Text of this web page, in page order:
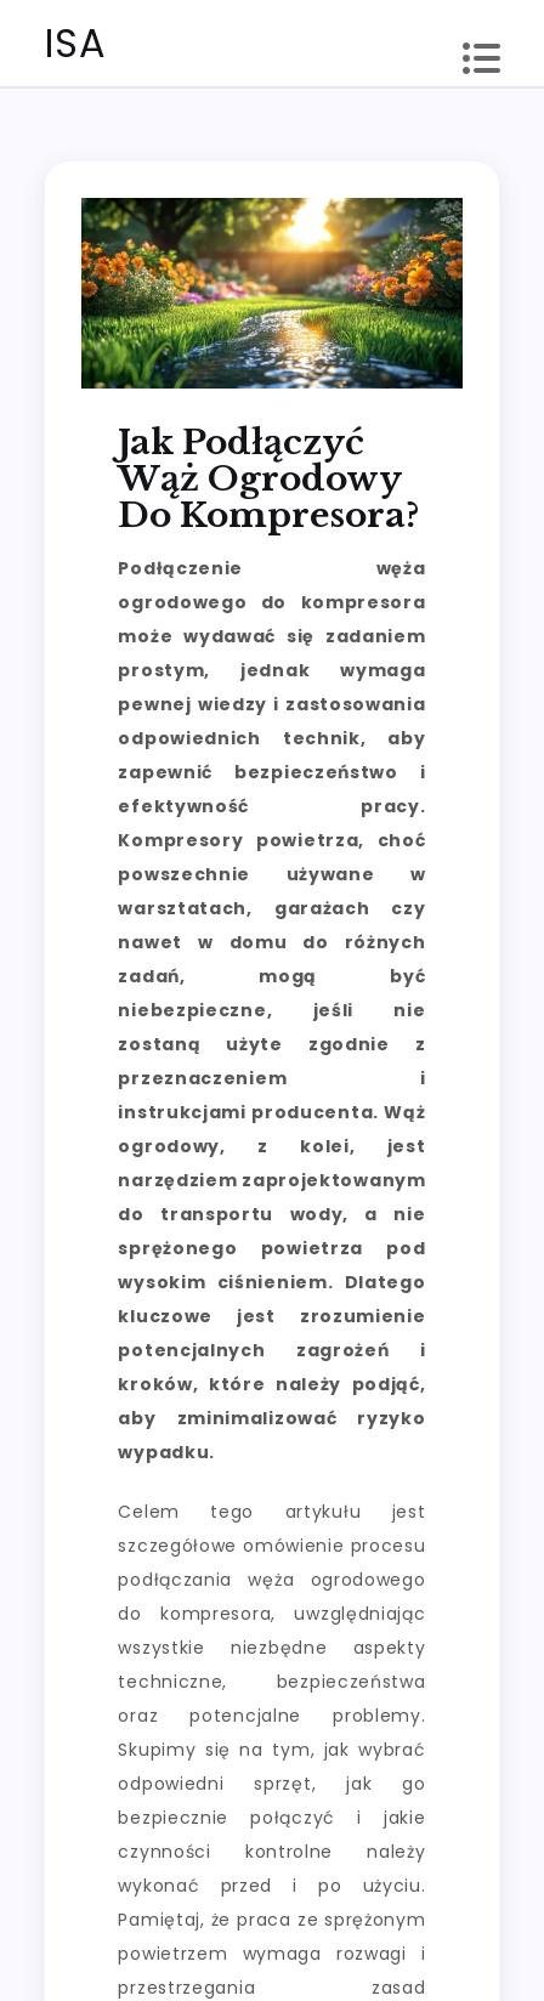
ISA
Jak Podłączyć
Wąż Ogrodowy
Do Kompresora?
Podłączenie węża
ogrodowego do kompresora
może wydawać się zadaniem
prostym, jednak wymaga
pewnej wiedzy i zastosowania
odpowiednich technik, aby
zapewnić bezpieczeństwo i
efektywność pracy.
Kompresory powietrza, choć
powszechnie używane w
warsztatach, garażach czy
nawet w domu do różnych
zadań, mogą być
niebezpieczne, jeśli nie
zostaną użyte zgodnie z
przeznaczeniem i
instrukcjami producenta. Wąż
ogrodowy, z kolei, jest
narzędziem zaprojektowanym
do transportu wody, a nie
sprężonego powietrza pod
wysokim ciśnieniem. Dlatego
kluczowe jest zrozumienie
potencjalnych zagrożeń i
kroków, które należy podjąć,
aby zminimalizować ryzyko
wypadku.
Celem tego artykułu jest
szczegółowe omówienie procesu
podłączania węża ogrodowego
do kompresora, uwzględniając
wszystkie niezbędne aspekty
techniczne, bezpieczeństwa
oraz potencjalne problemy.
Skupimy się na tym, jak wybrać
odpowiedni sprzęt, jak go
bezpiecznie połączyć i jakie
czynności kontrolne należy
wykonać przed i po użyciu.
Pamiętaj, że praca ze sprężonym
powietrzem wymaga rozwagi i
przestrzegania zasad